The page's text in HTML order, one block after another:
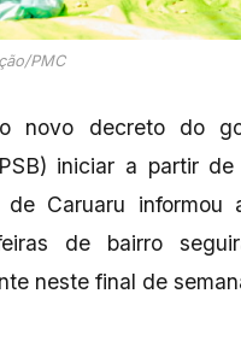
PMC
novo decreto do
iniciar a partir
de Caruaru informou
de bairro
neste final de